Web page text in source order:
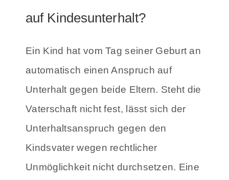
auf Kindesunterhalt?
Ein Kind hat vom Tag seiner Geburt an
automatisch einen Anspruch auf
Unterhalt gegen beide Eltern. Steht die
Vaterschaft nicht fest, lässt sich der
Unterhaltsanspruch gegen den
Kindsvater wegen rechtlicher
Unmöglichkeit nicht durchsetzen. Eine